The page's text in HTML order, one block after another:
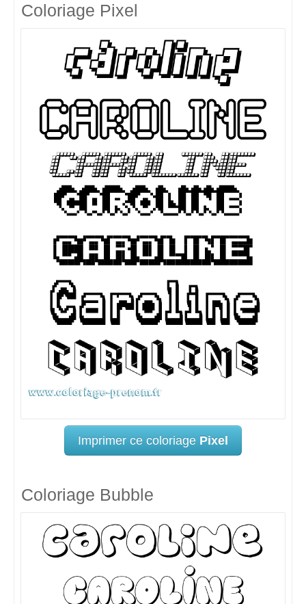
Coloriage Pixel
Imprimer ce coloriage Pixel
Coloriage Bubble